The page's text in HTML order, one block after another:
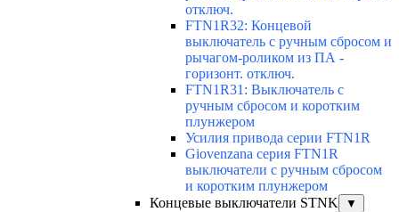
отключ.
FTN1R32: Концевой
выключатель с ручным сбросом и
рычагом-роликом из ПА -
горизонт. отключ.
FTN1R31: Выключатель с
ручным сбросом и коротким
плунжером
Усилия привода серии FTN1R
Giovenzana серия FTN1R
выключатели с ручным сбросом
и коротким плунжером
Концевые выключатели STNK
▼